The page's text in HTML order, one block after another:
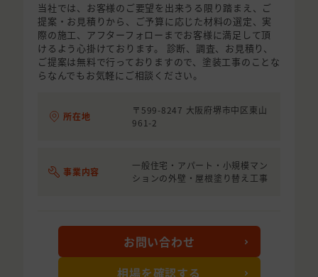
当社では、お客様のご要望を出来うる限り踏まえ、ご
提案・お見積りから、ご予算に応じた材料の選定、実
際の施工、アフターフォローまでお客様に満足して頂
けるよう心掛けております。 診断、調査、お見積り、
ご提案は無料で行っておりますので、塗装工事のことな
らなんでもお気軽にご相談ください。
所在地
〒599-8247 大阪府堺市中区東山
961-2
事業内容
一般住宅・アパート・小規模マン
ションの外壁・屋根塗り替え工事
お問い合わせ
相場を確認する